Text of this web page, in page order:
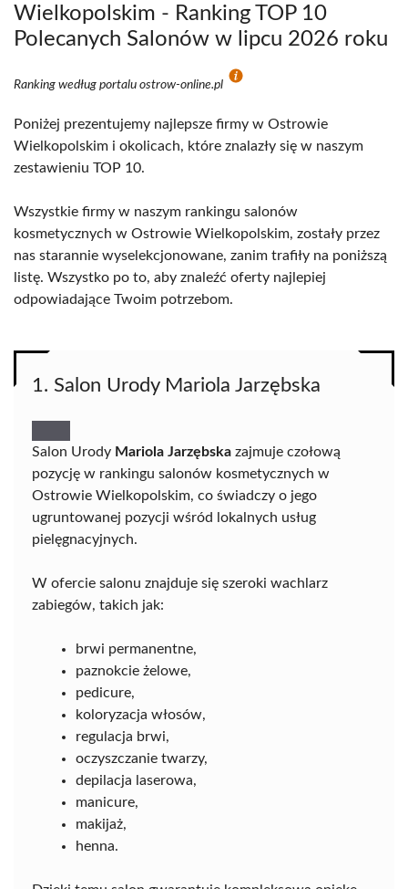
Wielkopolskim - Ranking TOP 10
Polecanych Salonów w lipcu 2026 roku
Ranking według portalu ostrow-online.pl
Poniżej prezentujemy najlepsze firmy w Ostrowie
Wielkopolskim i okolicach, które znalazły się w naszym
zestawieniu TOP 10.
Wszystkie firmy w naszym rankingu salonów
kosmetycznych w Ostrowie Wielkopolskim, zostały przez
nas starannie wyselekcjonowane, zanim trafiły na poniższą
listę. Wszystko po to, aby znaleźć oferty najlepiej
odpowiadające Twoim potrzebom.
1. Salon Urody Mariola Jarzębska
Salon Urody Mariola Jarzębska zajmuje czołową
pozycję w rankingu salonów kosmetycznych w
Ostrowie Wielkopolskim, co świadczy o jego
ugruntowanej pozycji wśród lokalnych usług
pielęgnacyjnych.
W ofercie salonu znajduje się szeroki wachlarz
zabiegów, takich jak:
brwi permanentne,
paznokcie żelowe,
pedicure,
koloryzacja włosów,
regulacja brwi,
oczyszczanie twarzy,
depilacja laserowa,
manicure,
makijaż,
henna.